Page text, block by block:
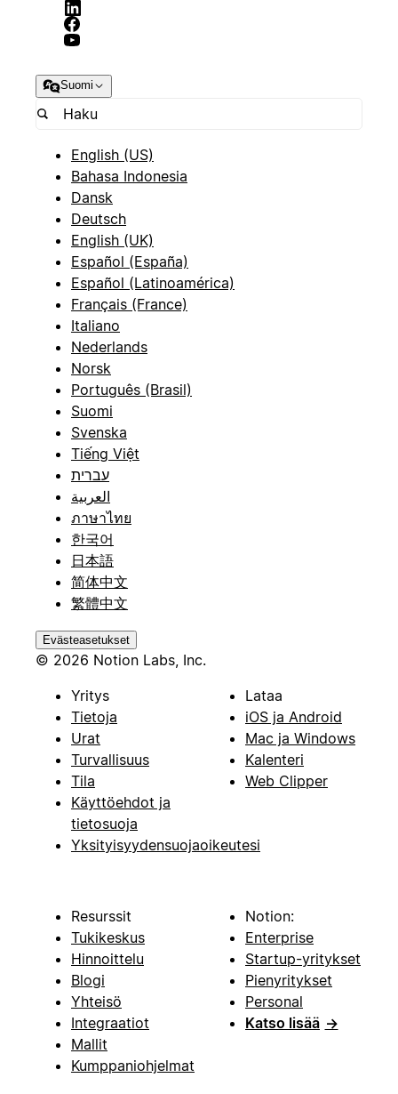
Suomi
English (US)
Bahasa Indonesia
Dansk
Deutsch
English (UK)
Español (España)
Español (Latinoamérica)
Français (France)
Italiano
Nederlands
Norsk
Português (Brasil)
Suomi
Svenska
Tiếng Việt
עברית
العربية
ภาษาไทย
한국어
日本語
简体中文
繁體中文
Evästeasetukset
© 2026 Notion Labs, Inc.
Yritys
Tietoja
Urat
Turvallisuus
Tila
Käyttöehdot ja
tietosuoja
Yksityisyydensuojaoikeutesi
Lataa
iOS ja Android
Mac ja Windows
Kalenteri
Web Clipper
Resurssit
Tukikeskus
Hinnoittelu
Blogi
Yhteisö
Integraatiot
Mallit
Kumppaniohjelmat
Notion:
Enterprise
Startup-yritykset
Pienyritykset
Personal
Katso lisää →